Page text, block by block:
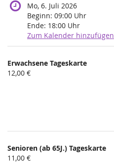
Mo, 6. Juli 2026
Beginn: 09:00 Uhr
Ende: 18:00 Uhr
Zum Kalender hinzufügen
Produkte
Unkategorisierte
Erwachsene Tageskarte
12,00 €
Senioren (ab 65J.) Tageskarte
11,00 €